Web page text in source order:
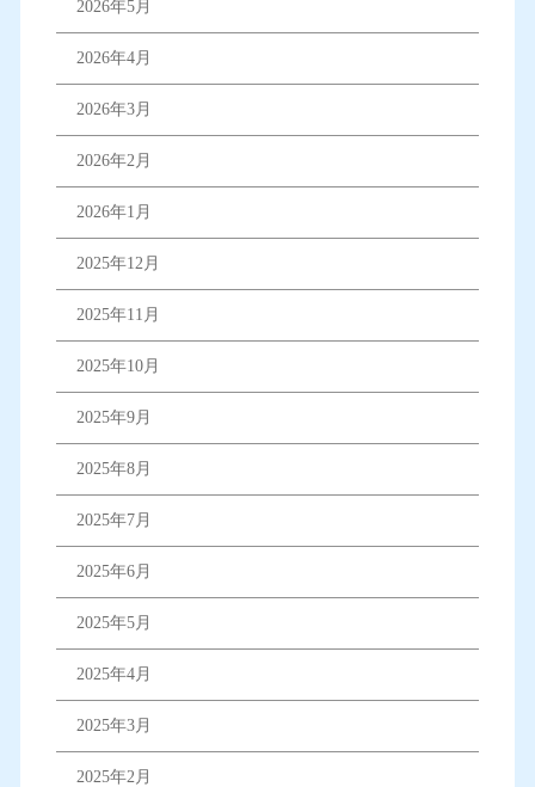
2026年5月
2026年4月
2026年3月
2026年2月
2026年1月
2025年12月
2025年11月
2025年10月
2025年9月
2025年8月
2025年7月
2025年6月
2025年5月
2025年4月
2025年3月
2025年2月